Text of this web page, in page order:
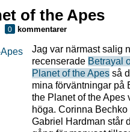
of the Apes
0 kommentarer
Jag var närmast salig
recenserade Betrayal
Planet of the Apes så
mina förväntningar på
the Planet of the Apes
höga. Corinna Bechko
Gabriel Hardman står